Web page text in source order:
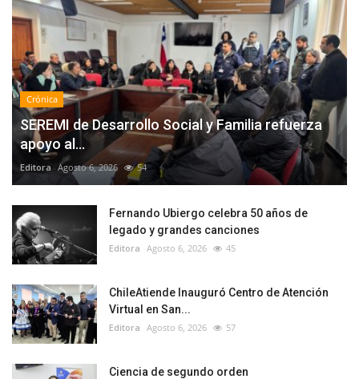
Crónica
SEREMI de Desarrollo Social y Familia refuerza
apoyo al...
Editora Agosto 6, 2026 54
Fernando Ubiergo celebra 50 años de
legado y grandes canciones
Editora Agosto 6, 2026 45
ChileAtiende Inauguró Centro de Atención
Virtual en San...
Editora Agosto 6, 2026 57
Ciencia de segundo orden